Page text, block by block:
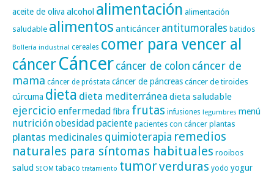
aceite de oliva alcohol alimentación alimentación
saludable alimentos anticáncer antitumorales batidos
Bollería industrial cereales comer para vencer al
cáncerCáncer cáncer de colon cáncer de
mama cáncer de próstata cáncer de páncreascáncer de tiroides
cúrcuma dieta dieta mediterránea dieta saludable
ejercicio enfermedadfibra frutas infusiones legumbres menú
nutriciónobesidad paciente pacientes con cáncer plantas
plantas medicinales quimioterapia remedios
naturales para síntomas habituales rooibos
salud SEOM tabaco tratamiento tumorverduras yodo yogur